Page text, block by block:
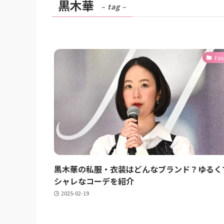
黒木華 – tag –
黒木華の私服・衣装はどんなブランド？ゆるく
シャレなコーデを紹介
2025-02-19